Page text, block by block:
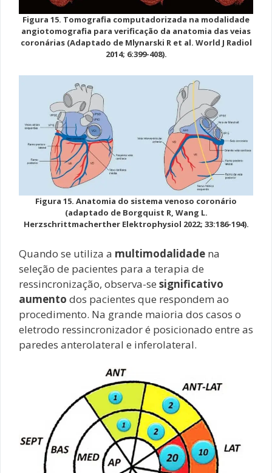
Figura 15. Tomografia computadorizada na modalidade
angiotomografia para verificação da anatomia das veias
coronárias (Adaptado de Mlynarski R et al. World J Radiol
2014; 6:399-408).
Figura 15. Anatomia do sistema venoso coronário
(adaptado de Borgquist R, Wang L.
Herzschrittmacherther Elektrophysiol 2022; 33:186-194).
Quando se utiliza a multimodalidade na
seleção de pacientes para a terapia de
ressincronização, observa-se significativo
aumento dos pacientes que respondem ao
procedimento. Na grande maioria dos casos o
eletrodo ressincronizador é posicionado entre as
paredes anterolateral e inferolateral.